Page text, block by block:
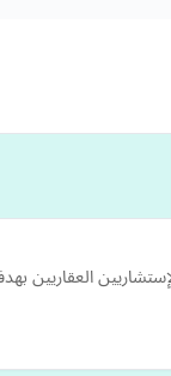
العقاريين